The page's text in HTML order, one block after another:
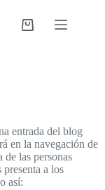
Carro
entrada del blog
en la navegación de
las personas
a los
así: